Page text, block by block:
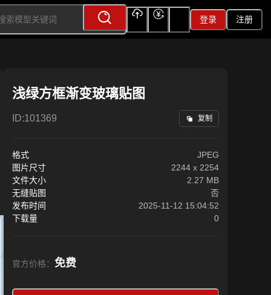
登录 注册
浅绿方框渐变玻璃贴图
ID:101369 复制
格式
JPEG
图片尺寸
2244 x 2254
文件大小
2.27 MB
无缝贴图
否
发布时间
2025-11-12 15:04:52
下载量
0
官方价格： 免费